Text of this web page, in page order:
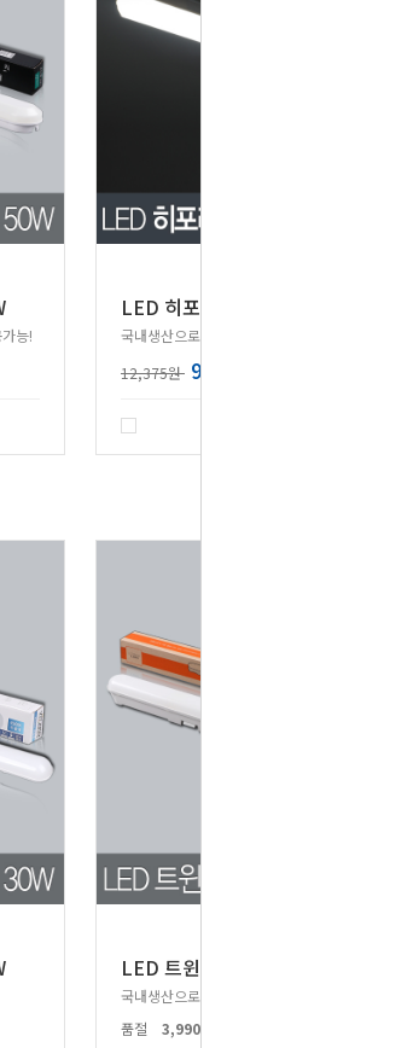
능!
12,375원 9,900원
LED 트윈2등 일자등 30W
품절
3,990원